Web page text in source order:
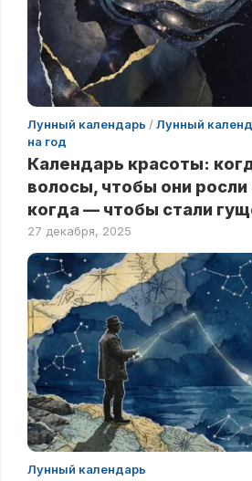
Лунный календарь /Лунный
на год
Календарь красоты:
волосы, чтобы они
когда — чтобы стали
27 декабря, 2025
Лунный календарь